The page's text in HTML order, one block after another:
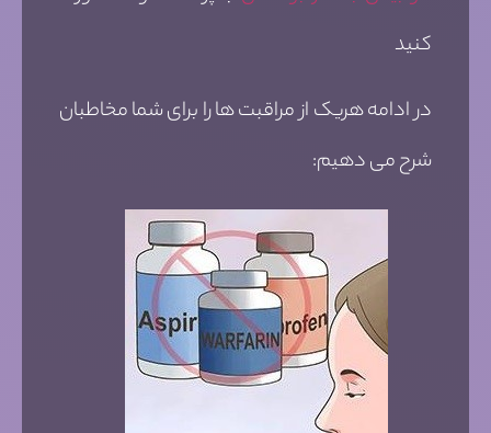
کنید
در ادامه هریک از مراقبت ها را برای شما مخاطبان
شرح می دهیم: